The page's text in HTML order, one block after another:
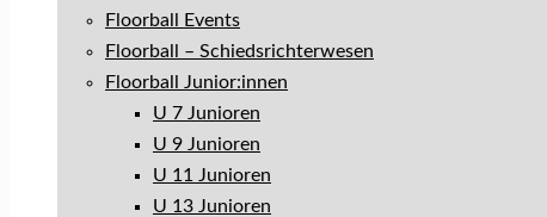
Floorball Events
Floorball – Schiedsrichterwesen
Floorball Junior:innen
U 7 Junioren
U 9 Junioren
U 11 Junioren
U 13 Junioren